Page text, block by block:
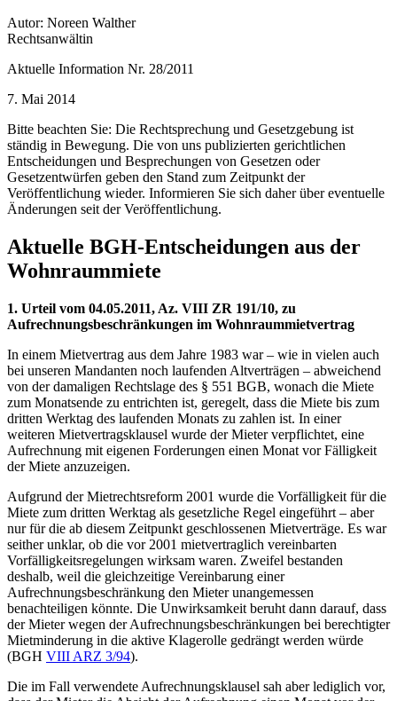
Autor: Noreen Walther
Rechtsanwältin
Aktuelle Information Nr. 28/2011
7. Mai 2014
Bitte beachten Sie: Die Rechtsprechung und Gesetzgebung ist
ständig in Bewegung. Die von uns publizierten gerichtlichen
Entscheidungen und Besprechungen von Gesetzen oder
Gesetzentwürfen geben den Stand zum Zeitpunkt der
Veröffentlichung wieder. Informieren Sie sich daher über eventuelle
Änderungen seit der Veröffentlichung.
Aktuelle BGH-Entscheidungen aus der
Wohnraummiete
1. Urteil vom 04.05.2011, Az. VIII ZR 191/10, zu
Aufrechnungsbeschränkungen im Wohnraummietvertrag
In einem Mietvertrag aus dem Jahre 1983 war – wie in vielen auch
bei unseren Mandanten noch laufenden Altverträgen – abweichend
von der damaligen Rechtslage des § 551 BGB, wonach die Miete
zum Monatsende zu entrichten ist, geregelt, dass die Miete bis zum
dritten Werktag des laufenden Monats zu zahlen ist. In einer
weiteren Mietvertragsklausel wurde der Mieter verpflichtet, eine
Aufrechnung mit eigenen Forderungen einen Monat vor Fälligkeit
der Miete anzuzeigen.
Aufgrund der Mietrechtsreform 2001 wurde die Vorfälligkeit für die
Miete zum dritten Werktag als gesetzliche Regel eingeführt – aber
nur für die ab diesem Zeitpunkt geschlossenen Mietverträge. Es war
seither unklar, ob die vor 2001 mietvertraglich vereinbarten
Vorfälligkeitsregelungen wirksam waren. Zweifel bestanden
deshalb, weil die gleichzeitige Vereinbarung einer
Aufrechnungsbeschränkung den Mieter unangemessen
benachteiligen könnte. Die Unwirksamkeit beruht dann darauf, dass
der Mieter wegen der Aufrechnungsbeschränkungen bei berechtigter
Mietminderung in die aktive Klagerolle gedrängt werden würde
(BGH VIII ARZ 3/94).
Die im Fall verwendete Aufrechnungsklausel sah aber lediglich vor,